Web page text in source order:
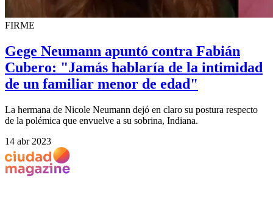
FIRME
Gege Neumann apuntó contra Fabián
Cubero: "Jamás hablaría de la intimidad
de un familiar menor de edad"
La hermana de Nicole Neumann dejó en claro su postura respecto
de la polémica que envuelve a su sobrina, Indiana.
14 abr 2023